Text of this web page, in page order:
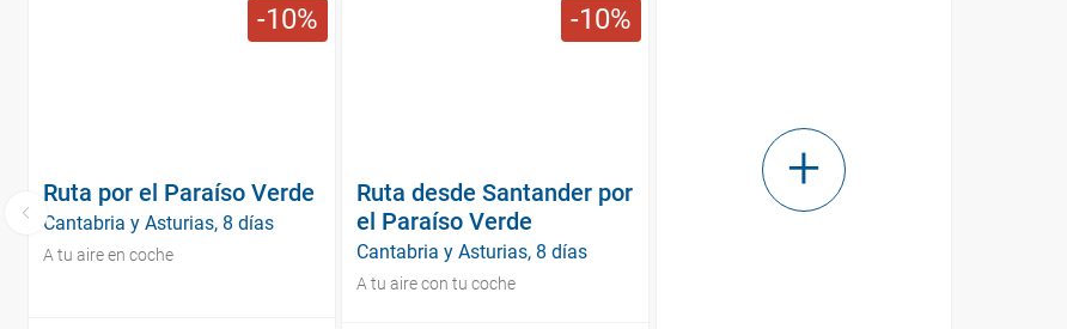
10
Ruta por el Paraíso Verde
Cantabria y Asturias, 8 días
A tu aire en coche
10
Ruta desde Santander por
el Paraíso Verde
Cantabria y Asturias, 8 días
A tu aire con tu coche